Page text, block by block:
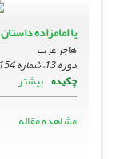
یا امامزاده داستان
هاجر عرب
دوره 13، شماره 154 ، دی 1383
چکیده بیشتر
مشاهده مقاله